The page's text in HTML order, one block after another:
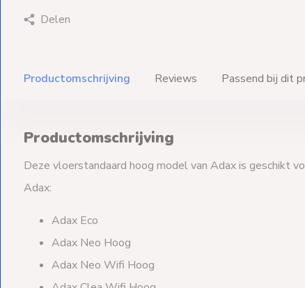
Delen
Productomschrijving
Reviews Passend bij dit
Productomschrijving
Deze vloerstandaard hoog model van Adax is geschikt
Adax:
Adax Eco
Adax Neo Hoog
Adax Neo Wifi Hoog